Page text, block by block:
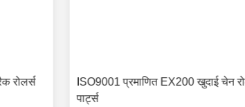
रोलर्स
ISO9001 प्रमाणित EX200 खुदाई चेन
पार्ट्स